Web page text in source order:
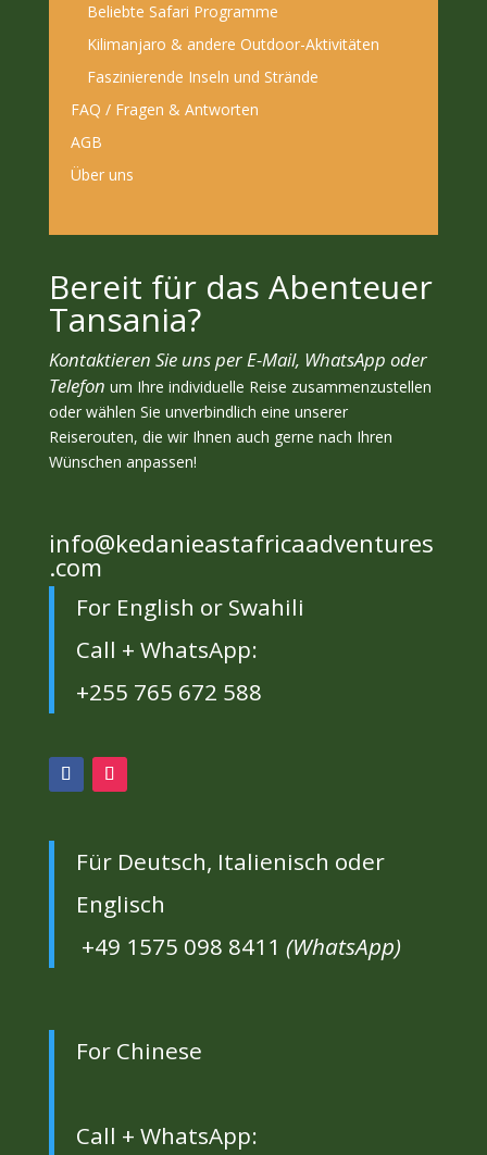
Beliebte Safari Programme
Kilimanjaro & andere Outdoor-Aktivitäten
Faszinierende Inseln und Strände
FAQ / Fragen & Antworten
AGB
Über uns
Bereit für das Abenteuer
Tansania?
Kontaktieren Sie uns per E-Mail, WhatsApp oder
Telefon um Ihre individuelle Reise zusammenzustellen
oder wählen Sie unverbindlich eine unserer
Reiserouten, die wir Ihnen auch gerne nach Ihren
Wünschen anpassen!
info@kedanieastafricaadventures
.com
For English or Swahili
Call + WhatsApp:
+255 765 672 588
Für Deutsch, Italienisch oder
Englisch
+49 1575 098 8411 (WhatsApp)
For Chinese
Call + WhatsApp: